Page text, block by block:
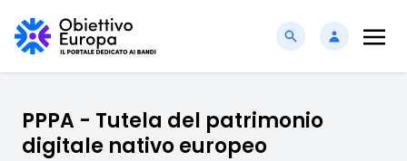
PPPA - Tutela del patrimonio
digitale nativo europeo